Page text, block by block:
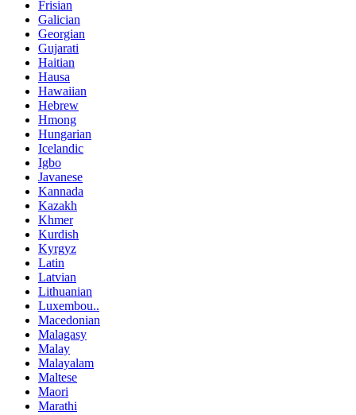
Frisian
Galician
Georgian
Gujarati
Haitian
Hausa
Hawaiian
Hebrew
Hmong
Hungarian
Icelandic
Igbo
Javanese
Kannada
Kazakh
Khmer
Kurdish
Kyrgyz
Latin
Latvian
Lithuanian
Luxembou..
Macedonian
Malagasy
Malay
Malayalam
Maltese
Maori
Marathi